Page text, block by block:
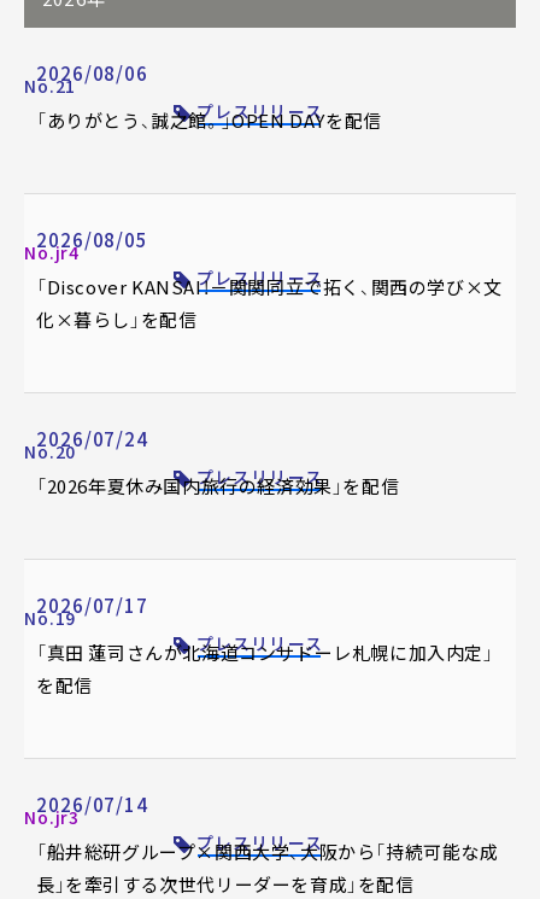
2026/08/06
No.21
プレスリリース
「ありがとう、誠之館。」OPEN DAYを配信
2026/08/05
No.jr4
プレスリリース
「Discover KANSAI！－関関同立で拓く、関西の学び×文
化×暮らし」を配信
2026/07/24
No.20
プレスリリース
「2026年夏休み国内旅行の経済効果」を配信
2026/07/17
No.19
プレスリリース
「真田 蓮司さんが北海道コンサドーレ札幌に加入内定」
を配信
2026/07/14
No.jr3
プレスリリース
「船井総研グループ×関西大学、大阪から「持続可能な成
長」を牽引する次世代リーダーを育成」を配信